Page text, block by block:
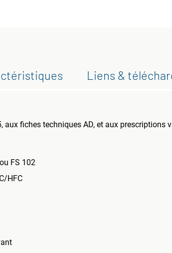
Liens &
fiches techniques AD, et aux prescriptions
FS 102
HFC